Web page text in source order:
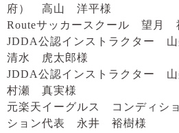
府） 高山 洋平様
Routeサッカースクール 望月
JDDA公認インストラクター
清水 虎太郎様
JDDA公認インストラクター
村瀬 真実様
元楽天イーグルス コンディシ
ション代表 永井 裕樹様